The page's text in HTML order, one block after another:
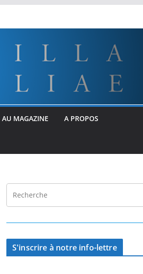
AU MAGAZINE A PROPOS
S'inscrire à notre info-lettre